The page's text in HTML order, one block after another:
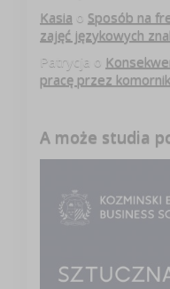
Kasia o Sposób na
zajęć językowych
Patrycja o
pracę przez
A może studia